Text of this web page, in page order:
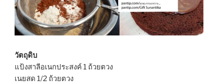
วัตถุดิบ
แป้งสาลีอเนกประสงค์ 1 ถ้วยตวง
เนยสด 1/2 ถ้วยตวง